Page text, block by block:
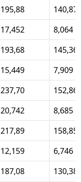
195,88
140,87
17,452
8,064
193,68
145,36
15,449
7,909
237,70
152,86
20,742
8,685
217,89
158,85
12,159
6,746
187,08
130,38